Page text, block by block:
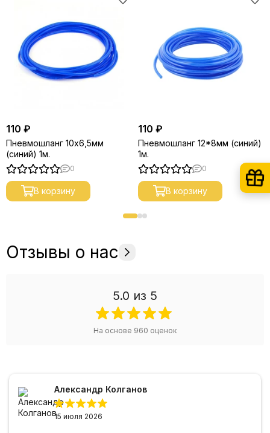
110 ₽
Пневмошланг 10х6,5мм
(синий) 1м.
0
В корзину
110 ₽
Пневмошланг 12*8мм (синий)
1м.
0
В корзину
Отзывы о нас
5.0 из 5
На основе 960 оценок
Александр Колганов
15 июля 2026